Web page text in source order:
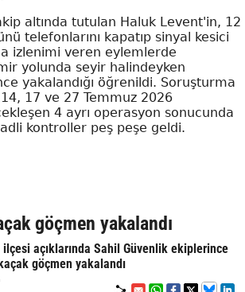
altında tutulan Haluk Levent'in, 12
telefonlarını kapatıp sinyal kesici
izlenimi veren eylemlerde
yolunda seyir halindeyken
yakalandığı öğrenildi. Soruşturma
17 ve 27 Temmuz 2026
4 ayrı operasyon sonucunda
kontroller peş peşe geldi.
göçmen yakalandı
açıklarında Sahil Güvenlik ekiplerince
göçmen yakalandı